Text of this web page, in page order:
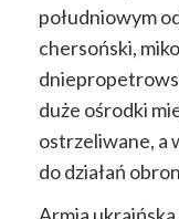
południowym
chersoński,
duże ośrodki
ostrzeliwane, a
do działań